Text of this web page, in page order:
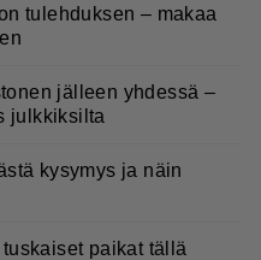
tulehduksen – makaa
jälleen yhdessä –
julkkiksilta
kysymys ja näin
paikat tällä